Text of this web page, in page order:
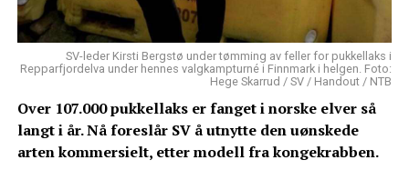
SV-leder Kirsti Bergstø under tømming av feller for pukkellaks i
Repparfjordelva under hennes valgkampturné i Finnmark i helgen. Foto:
Hege Skarrud / SV / Handout / NTB
Over 107.000 pukkellaks er fanget i norske elver så
langt i år. Nå foreslår SV å utnytte den uønskede
arten kommersielt, etter modell fra kongekrabben.